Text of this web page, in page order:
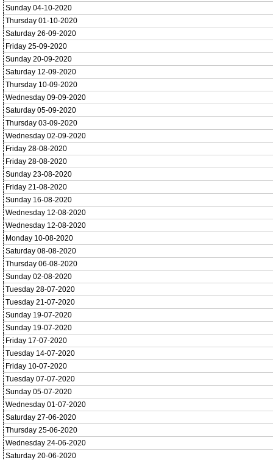
Sunday 04-10-2020
Thursday 01-10-2020
Saturday 26-09-2020
Friday 25-09-2020
Sunday 20-09-2020
Saturday 12-09-2020
Thursday 10-09-2020
Wednesday 09-09-2020
Saturday 05-09-2020
Thursday 03-09-2020
Wednesday 02-09-2020
Friday 28-08-2020
Friday 28-08-2020
Sunday 23-08-2020
Friday 21-08-2020
Sunday 16-08-2020
Wednesday 12-08-2020
Wednesday 12-08-2020
Monday 10-08-2020
Saturday 08-08-2020
Thursday 06-08-2020
Sunday 02-08-2020
Tuesday 28-07-2020
Tuesday 21-07-2020
Sunday 19-07-2020
Sunday 19-07-2020
Friday 17-07-2020
Tuesday 14-07-2020
Friday 10-07-2020
Tuesday 07-07-2020
Sunday 05-07-2020
Wednesday 01-07-2020
Saturday 27-06-2020
Thursday 25-06-2020
Wednesday 24-06-2020
Saturday 20-06-2020